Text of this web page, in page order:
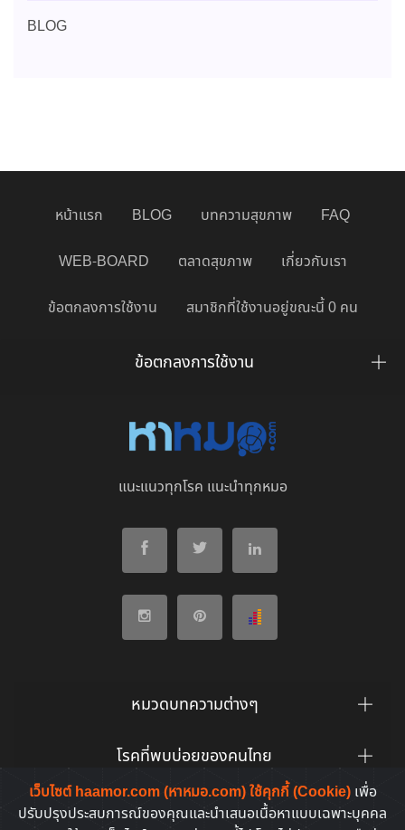
BLOG
เว็บไซต์ haamor.com (หาหมอ.com) ใช้คุกกี้ (Cookie) เพื่อ
ปรับปรุงประสบการณ์ของคุณและนำเสนอเนื้อหาแบบเฉพาะบุคคล
หน้าแรก BLOG บทความสุขภาพ FAQ
WEB-BOARD ตลาดสุขภาพ เกี่ยวกับเรา
ข้อตกลงการใช้งาน สมาชิกที่ใช้งานอยู่ขณะนี้ 0 คน
ข้อตกลงการใช้งาน
แนะแนวทุกโรค แนะนำทุกหมอ
หมวดบทความต่างๆ
โรคที่พบบ่อยของคนไทย
ยาที่คนไทยค้นหาบ่อย